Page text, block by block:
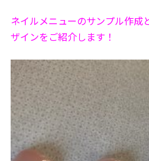
ネイルメニューのサンプル作成
ザインをご紹介します！